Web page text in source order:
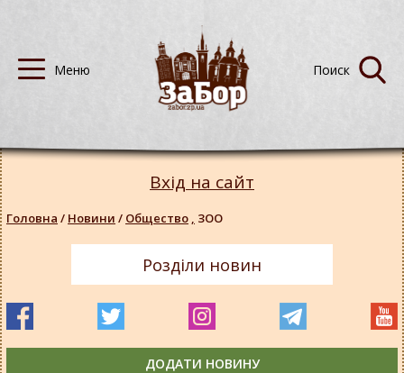
Вхід на сайт
Головна / Новини / Общество , ЗОО
Розділи новин
ДОДАТИ НОВИНУ